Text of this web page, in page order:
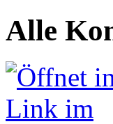
Alle